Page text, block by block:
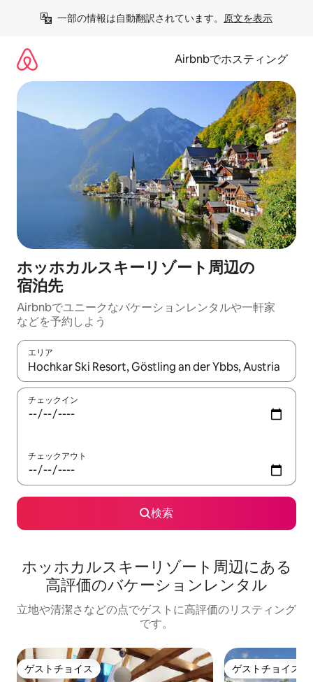
一部の情報は自動翻訳されています。 原文を表示
Airbnbでホスティング
ホッホカルスキーリゾート⁠周⁠辺⁠の
宿⁠泊⁠先
Airbnbでユニークなバ⁠ケ⁠ー⁠シ⁠ョ⁠ンレ⁠ン⁠タ⁠ルや一⁠軒⁠家
な⁠ど⁠を予⁠約⁠し⁠よ⁠う
エリア
検索結果が表示されたら、上下の矢印キーを使って移動するか
チェックイン
チェックアウト
検索
ホッホカルスキーリゾート⁠周⁠辺⁠に⁠あ⁠る
高⁠評⁠価⁠のバ⁠ケ⁠ー⁠シ⁠ョ⁠ン⁠レ⁠ン⁠タ⁠ル
立地や清潔さなどの点でゲストに高評価のリスティング
です。
ゲストチョイス
ゲストチョイス ゲストチョイス
ゲストチョイス